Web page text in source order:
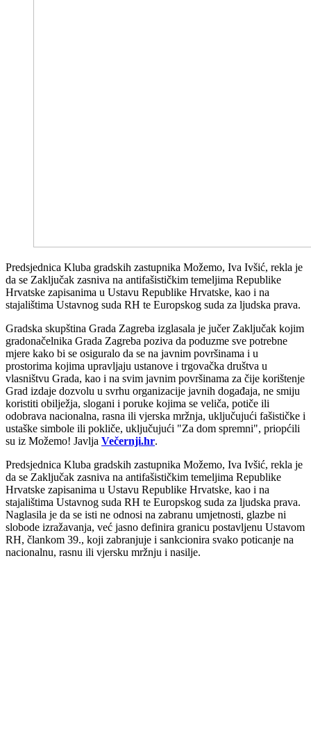
Predsjednica Kluba gradskih zastupnika Možemo, Iva Ivšić, rekla je
da se Zaključak zasniva na antifašističkim temeljima Republike
Hrvatske zapisanima u Ustavu Republike Hrvatske, kao i na
stajalištima Ustavnog suda RH te Europskog suda za ljudska prava.
Gradska skupština Grada Zagreba izglasala je jučer Zaključak kojim
gradonačelnika Grada Zagreba poziva da poduzme sve potrebne
mjere kako bi se osiguralo da se na javnim površinama i u
prostorima kojima upravljaju ustanove i trgovačka društva u
vlasništvu Grada, kao i na svim javnim površinama za čije korištenje
Grad izdaje dozvolu u svrhu organizacije javnih događaja, ne smiju
koristiti obilježja, slogani i poruke kojima se veliča, potiče ili
odobrava nacionalna, rasna ili vjerska mržnja, uključujući fašističke i
ustaške simbole ili pokliče, uključujući "Za dom spremni", priopćili
su iz Možemo! Javlja Večernji.hr.
Predsjednica Kluba gradskih zastupnika Možemo, Iva Ivšić, rekla je
da se Zaključak zasniva na antifašističkim temeljima Republike
Hrvatske zapisanima u Ustavu Republike Hrvatske, kao i na
stajalištima Ustavnog suda RH te Europskog suda za ljudska prava.
Naglasila je da se isti ne odnosi na zabranu umjetnosti, glazbe ni
slobode izražavanja, već jasno definira granicu postavljenu Ustavom
RH, člankom 39., koji zabranjuje i sankcionira svako poticanje na
nacionalnu, rasnu ili vjersku mržnju i nasilje.